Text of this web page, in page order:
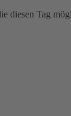
diesen Tag